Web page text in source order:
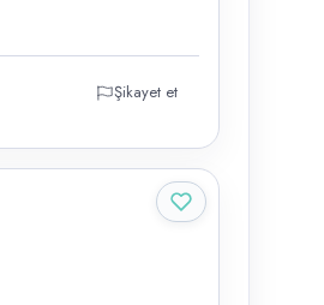
Şikayet et